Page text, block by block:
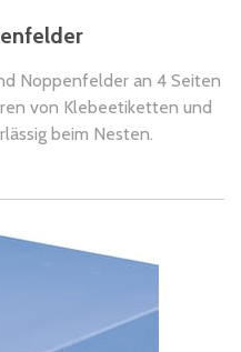
Noppenfelder an 4 Seiten
von Klebeetiketten und
beim Nesten.